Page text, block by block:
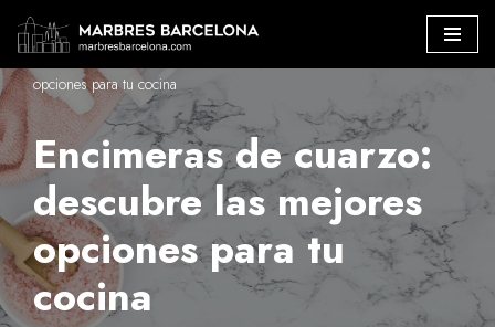
Saltar
al
contenido
Marbres Barcelona»Encimeras de cuarzo: descubre las mejores
opciones para tu cocina
Encimeras de cuarzo:
descubre las mejores
opciones para tu
cocina